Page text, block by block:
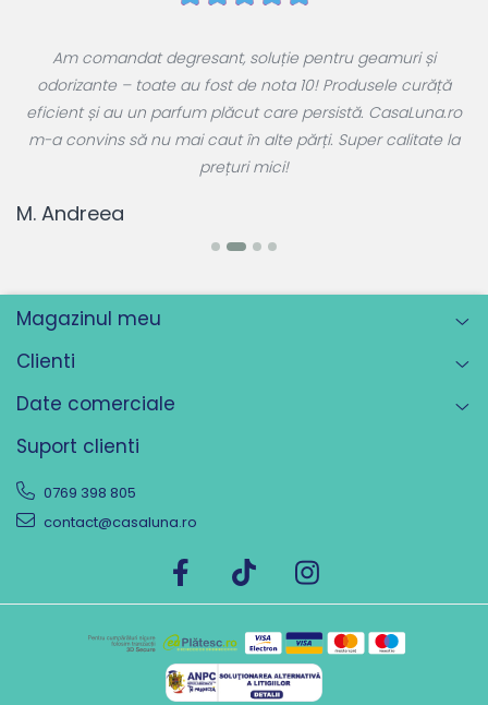
M. Andreea
Am comandat degresant, soluție pentru geamuri și
odorizante – toate au fost de nota 10! Produsele curăță
eficient și au un parfum plăcut care persistă. CasaLuna.ro
m-a convins să nu mai caut în alte părți. Super calitate la
prețuri mici!
Magazinul meu
Clienti
Date comerciale
Suport clienti
0769 398 805
contact@casaluna.ro